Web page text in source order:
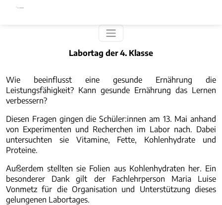
Direkt zum Inhalt
Labortag der 4. Klasse
Wie beeinflusst eine gesunde Ernährung die
Leistungsfähigkeit? Kann gesunde Ernährung das Lernen
verbessern?
Diesen Fragen gingen die Schüler:innen am 13. Mai anhand
von Experimenten und Recherchen im Labor nach. Dabei
untersuchten sie Vitamine, Fette, Kohlenhydrate und
Proteine.
Außerdem stellten sie Folien aus Kohlenhydraten her. Ein
besonderer Dank gilt der Fachlehrperson Maria Luise
Vonmetz für die Organisation und Unterstützung dieses
gelungenen Labortages.